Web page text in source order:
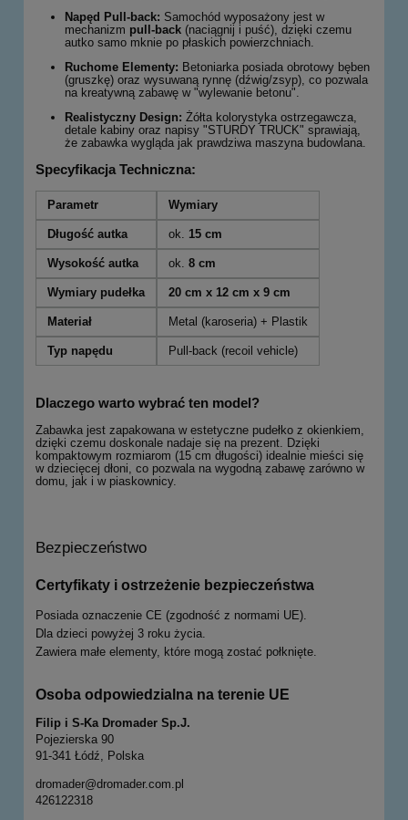
Napęd Pull-back: Samochód wyposażony jest w
mechanizm pull-back (naciągnij i puść), dzięki czemu
autko samo mknie po płaskich powierzchniach.
Ruchome Elementy: Betoniarka posiada obrotowy bęben
(gruszkę) oraz wysuwaną rynnę (dźwig/zsyp), co pozwala
na kreatywną zabawę w "wylewanie betonu".
Realistyczny Design: Żółta kolorystyka ostrzegawcza,
detale kabiny oraz napisy "STURDY TRUCK" sprawiają,
że zabawka wygląda jak prawdziwa maszyna budowlana.
Specyfikacja Techniczna:
Parametr Wymiary
Długość autka ok. 15 cm
Wysokość autka ok. 8 cm
Wymiary pudełka 20 cm x 12 cm x 9 cm
Materiał Metal (karoseria) + Plastik
Typ napędu Pull-back (recoil vehicle)
Dlaczego warto wybrać ten model?
Zabawka jest zapakowana w estetyczne pudełko z okienkiem,
dzięki czemu doskonale nadaje się na prezent. Dzięki
kompaktowym rozmiarom (15 cm długości) idealnie mieści się
w dziecięcej dłoni, co pozwala na wygodną zabawę zarówno w
domu, jak i w piaskownicy.
Bezpieczeństwo
Certyfikaty i ostrzeżenie bezpieczeństwa
Posiada oznaczenie CE (zgodność z normami UE).
Dla dzieci powyżej 3 roku życia.
Zawiera małe elementy, które mogą zostać połknięte.
Osoba odpowiedzialna na terenie UE
Filip i S-Ka Dromader Sp.J.
Pojezierska 90
91-341 Łódź, Polska
dromader@dromader.com.pl
426122318